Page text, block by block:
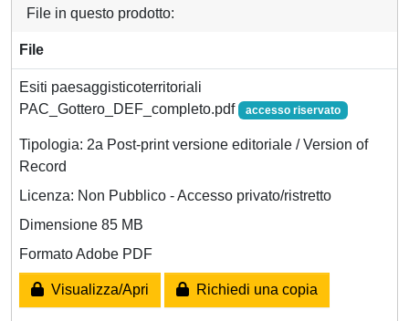
File in questo prodotto:
File
Esiti paesaggisticoterritoriali
PAC_Gottero_DEF_completo.pdf
accesso riservato
Tipologia: 2a Post-print versione editoriale / Version of
Record
Licenza: Non Pubblico - Accesso privato/ristretto
Dimensione 85 MB
Formato Adobe PDF
Visualizza/Apri Richiedi una copia